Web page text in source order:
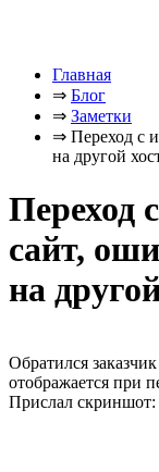
Главная
⇒ Блог
⇒ Заметки
⇒ Переход с
на другой
Переход
сайт,
на
Обратился
отображается при
Прислал скриншот: